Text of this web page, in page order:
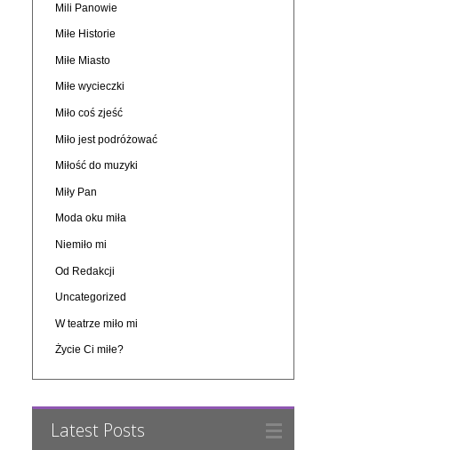
Mili Panowie
Miłe Historie
Miłe Miasto
Miłe wycieczki
Miło coś zjeść
Miło jest podróżować
Miłość do muzyki
Miły Pan
Moda oku miła
Niemiło mi
Od Redakcji
Uncategorized
W teatrze miło mi
Życie Ci miłe?
Latest Posts